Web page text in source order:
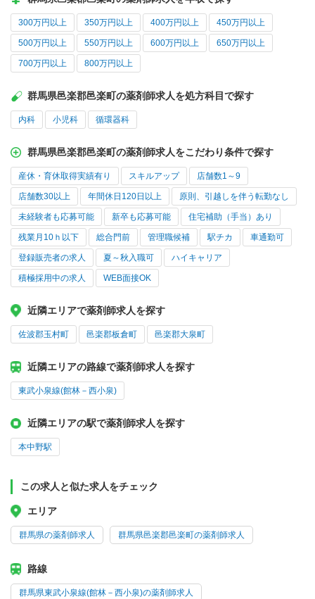
300万円以上 350万円以上 400万円以上 450万円以上
500万円以上 550万円以上 600万円以上 650万円以上
700万円以上 800万円以上
群馬県邑楽郡邑楽町の薬剤師求人を処方科目で探す
内科 小児科 循環器科
群馬県邑楽郡邑楽町の薬剤師求人をこだわり条件で探す
産休・育休取得実績有り スキルアップ 店舗数1～9
店舗数30以上 年間休日120日以上 原則、引越しを伴う転勤なし
未経験者も応募可能 新卒も応募可能 住宅補助（手当）あり
残業月10ｈ以下 総合門前 管理職候補 駅チカ 車通勤可
登録販売者の求人 夏～秋入職可 ハイキャリア
積極採用中の求人 WEB面接OK
近隣エリアで薬剤師求人を探す
佐波郡玉村町 邑楽郡板倉町 邑楽郡大泉町
近隣エリアの路線で薬剤師求人を探す
東武小泉線(館林－西小泉)
近隣エリアの駅で薬剤師求人を探す
本中野駅
この求人と似た求人をチェック
エリア
群馬県の薬剤師求人 群馬県邑楽郡邑楽町の薬剤師求人
路線
群馬県東武小泉線(館林－西小泉)の薬剤師求人